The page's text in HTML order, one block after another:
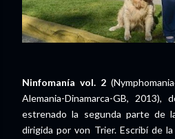
Ninfomanía vol. 2
Alemania-Dinamarca-GB,
estrenado la segunda parte de
dirigida por von Trier. Escribí de